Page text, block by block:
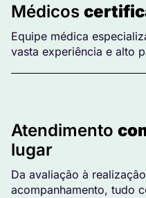
Médicos
Equipe médica
vasta experiência e alto
Atendimento
lugar
Da avaliação à
acompanhamento, tudo